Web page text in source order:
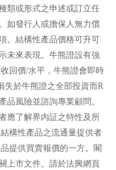
類或形式之申述或訂立任
如發行人或擔保人無力償
。結構性產品價格可升可
未來表現。牛熊證設有強
回價/水平，牛熊證會即時
失於牛熊證之全部投資而R
風險並諮詢專業顧問。
應了解界內証之特性及所
構性產品之流通量提供者
提供買賣報價的一方。閣
上市文件。請於法興網頁